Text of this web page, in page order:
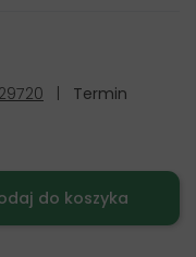
Termin
do koszyka